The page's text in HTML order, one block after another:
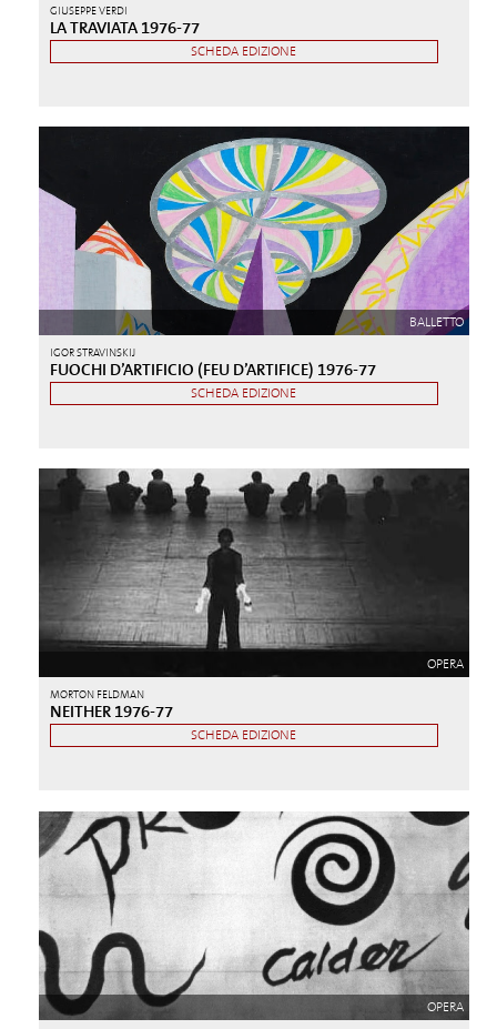
GIUSEPPE VERDI
LA TRAVIATA 1976-77
SCHEDA EDIZIONE
BALLETTO
IGOR STRAVINSKIJ
FUOCHI D’ARTIFICIO (FEU D’ARTIFICE) 1976-77
SCHEDA EDIZIONE
OPERA
MORTON FELDMAN
NEITHER 1976-77
SCHEDA EDIZIONE
OPERA